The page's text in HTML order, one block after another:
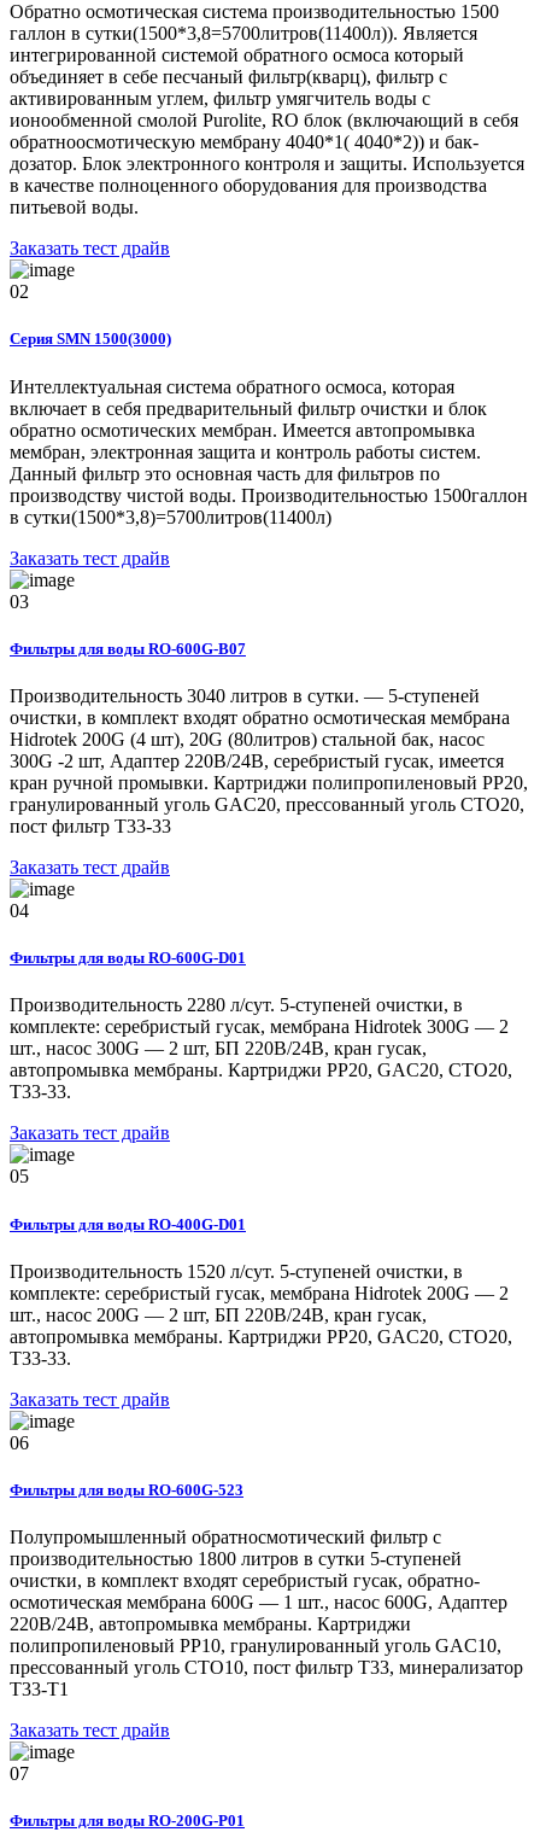
Обратно осмотическая система производительностью 1500
галлон в сутки(1500*3,8=5700литров(11400л)). Является
интегрированной системой обратного осмоса который
объединяет в себе песчаный фильтр(кварц), фильтр с
активированным углем, фильтр умягчитель воды с
ионообменной смолой Purolite, RO блок (включающий в себя
обратноосмотическую мембрану 4040*1( 4040*2)) и бак-
дозатор. Блок электронного контроля и защиты. Используется
в качестве полноценного оборудования для производства
питьевой воды.
Заказать тест драйв
02
Серия SMN 1500(3000)
Интеллектуальная система обратного осмоса, которая
включает в себя предварительный фильтр очистки и блок
обратно осмотических мембран. Имеется автопромывка
мембран, электронная защита и контроль работы систем.
Данный фильтр это основная часть для фильтров по
производству чистой воды. Производительностью 1500галлон
в сутки(1500*3,8)=5700литров(11400л)
Заказать тест драйв
03
Фильтры для воды RO-600G-В07
Производительность 3040 литров в сутки. — 5-ступеней
очистки, в комплект входят обратно осмотическая мембрана
Hidrotek 200G (4 шт), 20G (80литров) стальной бак, насос
300G -2 шт, Адаптер 220В/24В, серебристый гусак, имеется
кран ручной промывки. Картриджи полипропиленовый РР20,
гранулированный уголь GAC20, прессованный уголь CTO20,
пост фильтр T33-33
Заказать тест драйв
04
Фильтры для воды RO-600G-D01
Производительность 2280 л/сут. 5-ступеней очистки, в
комплекте: серебристый гусак, мембрана Hidrotek 300G — 2
шт., насос 300G — 2 шт, БП 220В/24В, кран гусак,
автопромывка мембраны. Картриджи РР20, GAC20, CTO20,
T33-33.
Заказать тест драйв
05
Фильтры для воды RO-400G-D01
Производительность 1520 л/сут. 5-ступеней очистки, в
комплекте: серебристый гусак, мембрана Hidrotek 200G — 2
шт., насос 200G — 2 шт, БП 220В/24В, кран гусак,
автопромывка мембраны. Картриджи РР20, GAC20, CTO20,
T33-33.
Заказать тест драйв
06
Фильтры для воды RO-600G-523
Полупромышленный обратносмотический фильтр с
производительностью 1800 литров в сутки 5-ступеней
очистки, в комплект входят серебристый гусак, обратно-
осмотическая мембрана 600G — 1 шт., насос 600G, Адаптер
220В/24В, автопромывка мембраны. Картриджи
полипропиленовый РР10, гранулированный уголь GAC10,
прессованный уголь CTO10, пост фильтр T33, минерализатор
Т33-Т1
Заказать тест драйв
07
Фильтры для воды RO-200G-P01